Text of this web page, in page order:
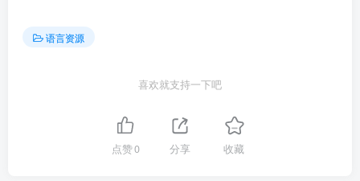
语言资源
喜欢就支持一下吧
点赞0 分享 收藏